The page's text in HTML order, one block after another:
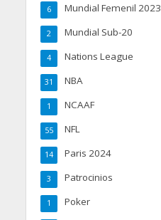
Mundial Femenil 2023
6
Mundial Sub-20
2
Nations League
4
NBA
31
NCAAF
1
NFL
55
Paris 2024
14
Patrocinios
3
Poker
1